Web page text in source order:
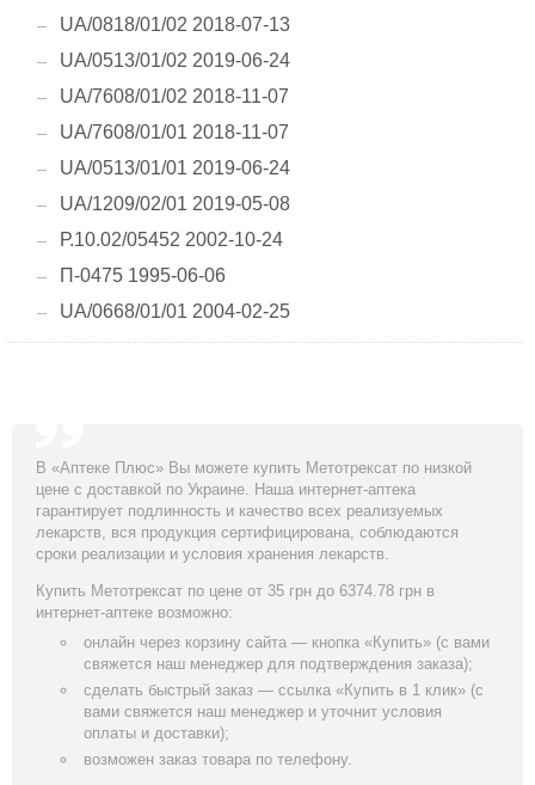
UA/0818/01/02 2018-07-13
UA/0513/01/02 2019-06-24
UA/7608/01/02 2018-11-07
UA/7608/01/01 2018-11-07
UA/0513/01/01 2019-06-24
UA/1209/02/01 2019-05-08
Р.10.02/05452 2002-10-24
П-0475 1995-06-06
UA/0668/01/01 2004-02-25
В «Аптеке Плюс» Вы можете купить Метотрексат по низкой
цене с доставкой по Украине. Наша интернет-аптека
гарантирует подлинность и качество всех реализуемых
лекарств, вся продукция сертифицирована, соблюдаются
сроки реализации и условия хранения лекарств.
Купить Метотрексат по цене от 35 грн до 6374.78 грн в
интернет-аптеке возможно:
онлайн через корзину сайта — кнопка «Купить» (с вами
свяжется наш менеджер для подтверждения заказа);
сделать быстрый заказ — ссылка «Купить в 1 клик» (с
вами свяжется наш менеджер и уточнит условия
оплаты и доставки);
возможен заказ товара по телефону.